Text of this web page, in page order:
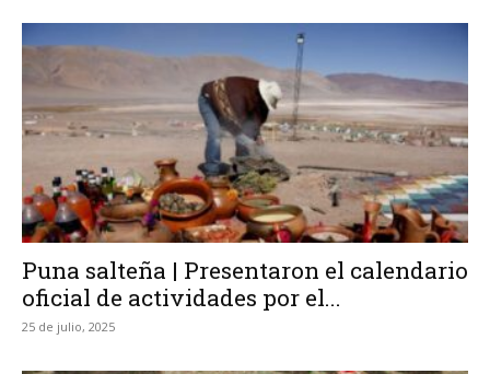
Puna salteña | Presentaron el calendario
oficial de actividades por el...
25 de julio, 2025